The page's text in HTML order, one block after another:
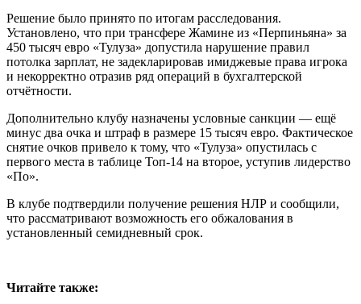
Решение было принято по итогам расследования.
Установлено, что при трансфере Жамине из «Перпиньяна» за
450 тысяч евро «Тулуза» допустила нарушение правил
потолка зарплат, не задекларировав имиджевые права игрока
и некорректно отразив ряд операций в бухгалтерской
отчётности.
Дополнительно клубу назначены условные санкции — ещё
минус два очка и штраф в размере 15 тысяч евро. Фактическое
снятие очков привело к тому, что «Тулуза» опустилась с
первого места в таблице Топ-14 на второе, уступив лидерство
«По».
В клубе подтвердили получение решения НЛР и сообщили,
что рассматривают возможность его обжалования в
установленный семидневный срок.
Читайте также: